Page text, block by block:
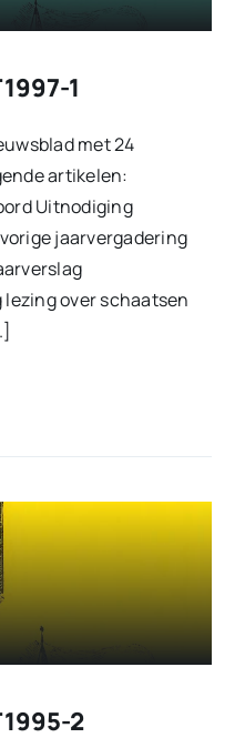
1
met 24
artikelen:
Uitnodiging
jaarvergadering
over schaatsen
2